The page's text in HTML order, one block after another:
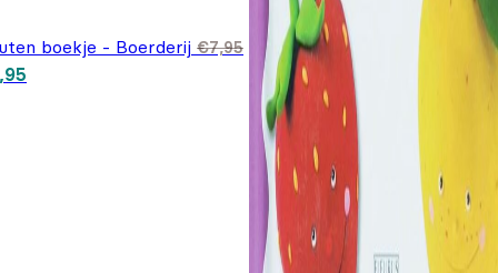
boekje - Boerderij €7,95
prijs was: